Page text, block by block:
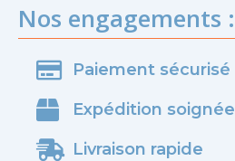
Nos engagements :
Paiement sécurisé
Expédition soignée
Livraison rapide